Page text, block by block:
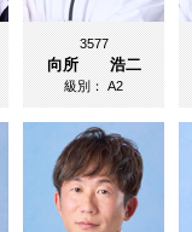
3577
向所 浩二
級別：A2